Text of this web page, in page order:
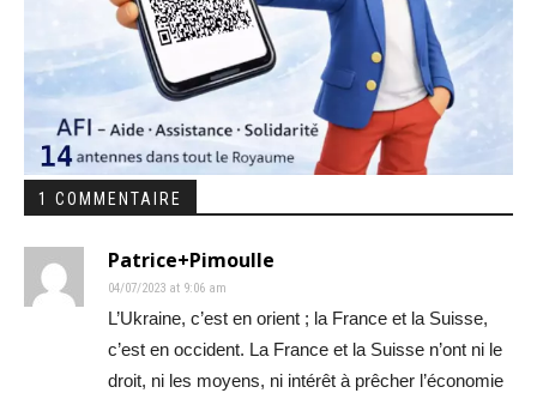
1 COMMENTAIRE
Patrice+Pimoulle
04/07/2023 at 9:06 am
L’Ukraine, c’est en orient ; la France et la Suisse,
c’est en occident. La France et la Suisse n’ont ni le
droit, ni les moyens, ni intérêt à prêcher l’économie